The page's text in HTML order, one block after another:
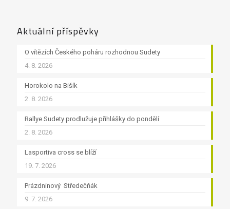
Aktuální příspěvky
O vítězích Českého poháru rozhodnou Sudety
4. 8. 2026
Horokolo na Bišík
2. 8. 2026
Rallye Sudety prodlužuje přihlášky do pondělí
2. 8. 2026
Lasportiva cross se blíží
19. 7. 2026
Prázdninový Středečňák
9. 7. 2026